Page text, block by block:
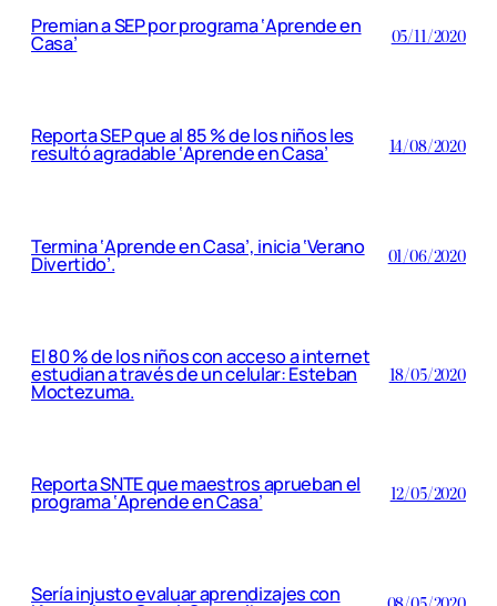
Premian a SEP por programa ‘Aprende en
Casa’ 05/11/2020
Reporta SEP que al 85 % de los niños les
resultó agradable ‘Aprende en Casa’ 14/08/2020
Termina ‘Aprende en Casa’, inicia ‘Verano
Divertido’. 01/06/2020
El 80 % de los niños con acceso a internet
estudian a través de un celular: Esteban
Moctezuma.
18/05/2020
Reporta SNTE que maestros aprueban el
programa ‘Aprende en Casa’ 12/05/2020
Sería injusto evaluar aprendizajes con